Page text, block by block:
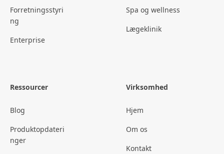
Forretningsstyri
ng
Enterprise
Spa og wellness
Lægeklinik
Ressourcer
Blog
Produktopdateri
nger
Virksomhed
Hjem
Om os
Kontakt